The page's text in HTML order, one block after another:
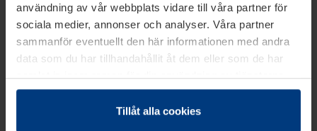
användning av vår webbplats vidare till våra partner för
sociala medier, annonser och analyser. Våra partner
sammanför eventuellt den här informationen med andra
data som du har tillhandahållit åt dem eller som de har
samlat in inom ramen för din användning av tjänsterna.
Juridiskt kan vi lagra kakor på din enhet, om de är
absolut nödvändiga för driften av den här webbplatsen.
Tillåt alla cookies